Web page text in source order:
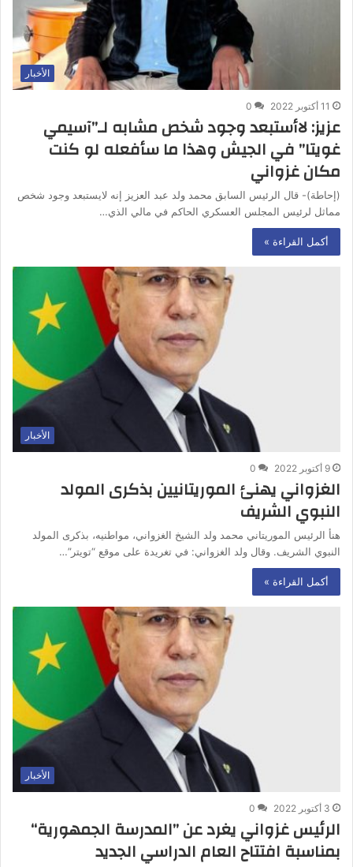
الأخبار
11 أكتوبر 2022 0
عزيز: لاأستبعد وجود شخص مشابه لـ”آسيمي
غويتا” في الجيش وهذا ما سأفعله لو كنت
مكان غزواني
(إحاطة)- قال الرئيس السابق محمد ولد عبد العزيز إنه لايستبعد وجود شخص
مماثل لرئيس المجلس العسكري الحاكم في مالي الذي…
أكمل القراءة »
الأخبار
9 أكتوبر 2022 0
الغزواني يهنئ الموريتانيين بذكرى المولد
النبوي الشريف
هنأ الرئيس الموريتاني محمد ولد الشيخ الغزواني، مواطنيه، بذكرى المولد
النبوي الشريف. وقال ولد الغزواني: في تغريدة على موقع “تويتر”…
أكمل القراءة »
الأخبار
3 أكتوبر 2022 0
الرئيس غزواني يغرد عن ”المدرسة الجمهورية“
بمناسبة افتتاح العام الدراسي الجديد